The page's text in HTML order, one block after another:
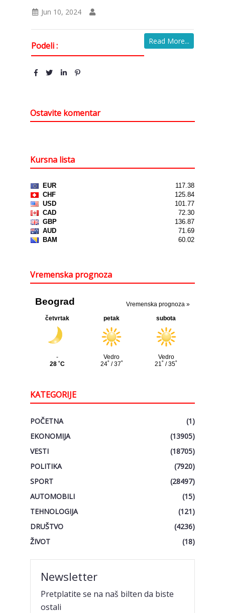
Jun 10, 2024
Read More...
Podeli :
Ostavite komentar
Kursna lista
Vremenska prognoza
KATEGORIJE
POČETNA
(1)
EKONOMIJA
(13905)
VESTI
(18705)
POLITIKA
(7920)
SPORT
(28497)
AUTOMOBILI
(15)
TEHNOLOGIJA
(121)
DRUŠTVO
(4236)
ŽIVOT
(18)
Newsletter
Pretplatite se na naš bilten da biste
ostali